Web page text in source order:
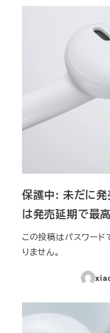
保護中: 未だに
は発売延期で最
この投稿はパスワー
りません。